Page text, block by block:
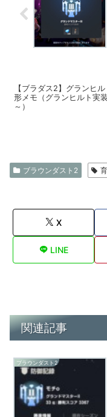
【ブラダス2】グランヒ
形メモ（グランヒルト実
～）
ブラウンダスト2
X
LINE
関連記事
ブラウンダスト2